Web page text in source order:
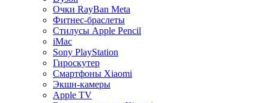
Очки RayBan Meta
Фитнес-браслеты
Стилусы Apple Pencil
iMac
Sony PlayStation
Гироскутер
Смартфоны Xiaomi
Экшн-камеры
Apple TV